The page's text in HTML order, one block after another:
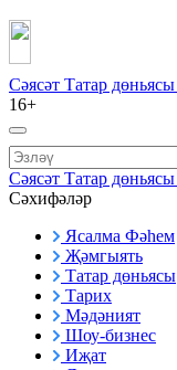
Сәясәт Татар дөньясы
16+
Сәясәт Татар дөньясы
Сәхифәләр
Ясалма Фәһем
Җәмгыять
Татар дөньясы
Тарих
Мәдәният
Шоу-бизнес
Иҗат